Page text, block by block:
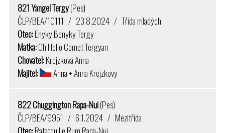
821 Yangel Tergy(Pes)
ČLP/BEA/10111 / 23.8.2024 / Třída mladých
Otec:Enyky Benyky Tergy
Matka:Oh Hello Comet Tergyan
Chovatel:Krejzková Anna
Majitel:
Anna + Anna Krejzkovy
822 Chuggington Rapa-Nui(Pes)
ČLP/BEA/9951 / 6.1.2024 / Mezitřída
Otec:Ratatouille Rum Rapa-Nui